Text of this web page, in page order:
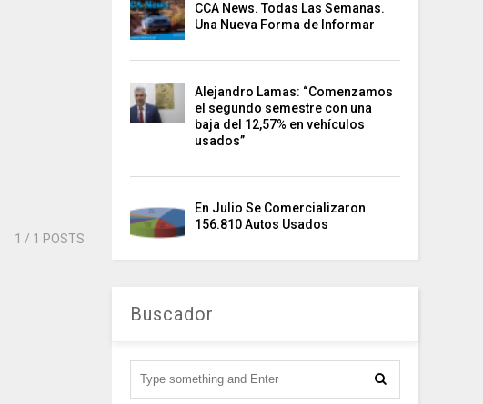
1 / 1 POSTS
CCA News. Todas Las Semanas.
Una Nueva Forma de Informar
Alejandro Lamas: “Comenzamos
el segundo semestre con una
baja del 12,57% en vehículos
usados”
En Julio Se Comercializaron
156.810 Autos Usados
Buscador